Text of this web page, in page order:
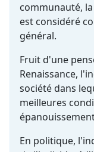
communauté,
est considéré
général.
Fruit d'une
Renaissance,
société dans
meilleures
En politique,